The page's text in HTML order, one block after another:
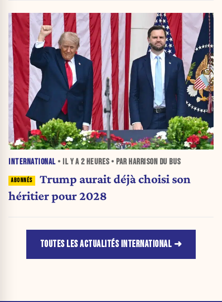
INTERNATIONAL • IL Y A 2 HEURES• PAR HARRISON DU BUS
Trump aurait déjà choisi son
héritier pour 2028
TOUTES LES ACTUALITÉS INTERNATIONAL